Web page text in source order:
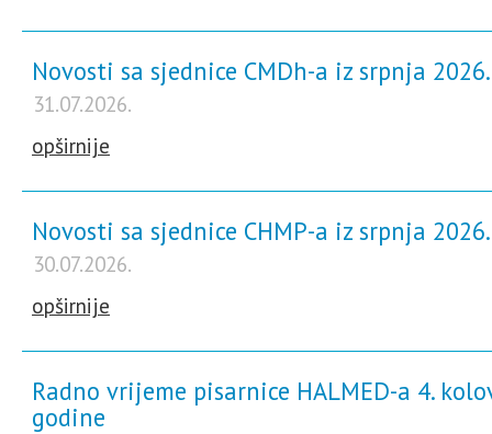
Novosti sa sjednice CMDh-a iz srpnja
31.07.2026.
opširnije
Novosti sa sjednice CHMP-a iz srpnja
30.07.2026.
opširnije
Radno vrijeme pisarnice HALMED-a 4.
godine